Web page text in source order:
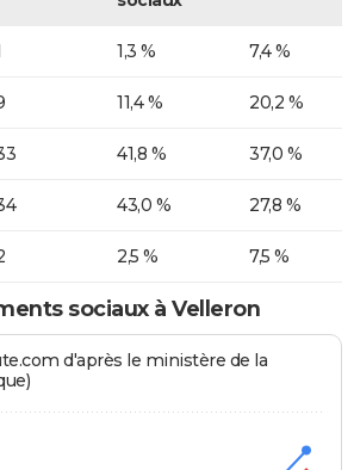
1,3 % 7,4 %
11,4 % 20,2 %
41,8 % 37,0 %
43,0 % 27,8 %
2,5 % 7,5 %
sociaux à Velleron
d'après le ministère de la